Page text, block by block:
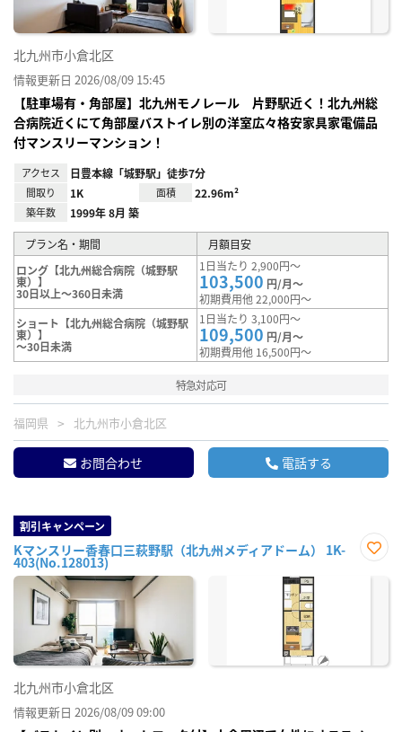
北九州市小倉北区
情報更新日 2026/08/09 15:45
【駐車場有・角部屋】北九州モノレール 片野駅近く！北九州総
合病院近くにて角部屋バストイレ別の洋室広々格安家具家電備品
付マンスリーマンション！
アクセス 日豊本線「城野駅」徒歩7分
間取り 1K 面積 22.96m²
築年数 1999年 8月 築
プラン名・期間
月額目安
ロング【北九州総合病院（城野駅
東）】
30日以上～360日未満
1日当たり 2,900円～
103,500 円/月～
初期費用他 22,000円～
ショート【北九州総合病院（城野駅
東）】
～30日未満
1日当たり 3,100円～
109,500 円/月～
初期費用他 16,500円～
特急対応可
福岡県 北九州市小倉北区
お問合わせ 電話する
割引キャンペーン
Kマンスリー香春口三萩野駅（北九州メディアドーム） 1K-
403(No.128013)
に入
北九州市小倉北区
情報更新日 2026/08/09 09:00